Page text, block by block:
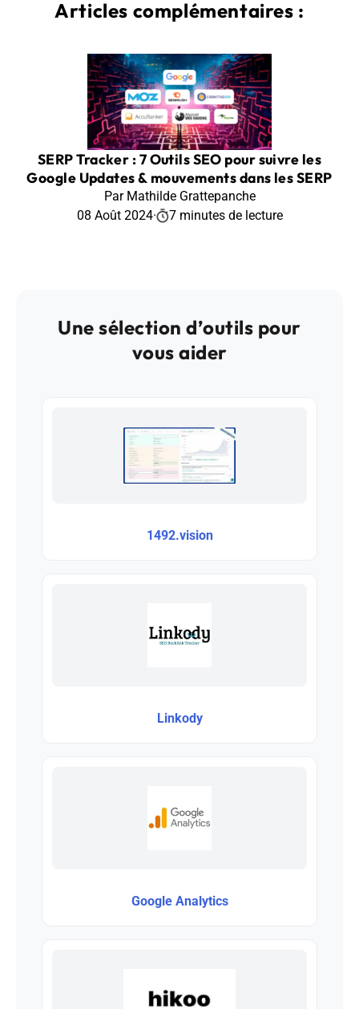
Articles complémentaires :
SERP Tracker : 7 Outils SEO pour suivre les
Google Updates & mouvements dans les SERP
Par Mathilde Grattepanche
08 Août 2024· 7 minutes de lecture
Une sélection d’outils pour
vous aider
1492.vision
Linkody
Google Analytics